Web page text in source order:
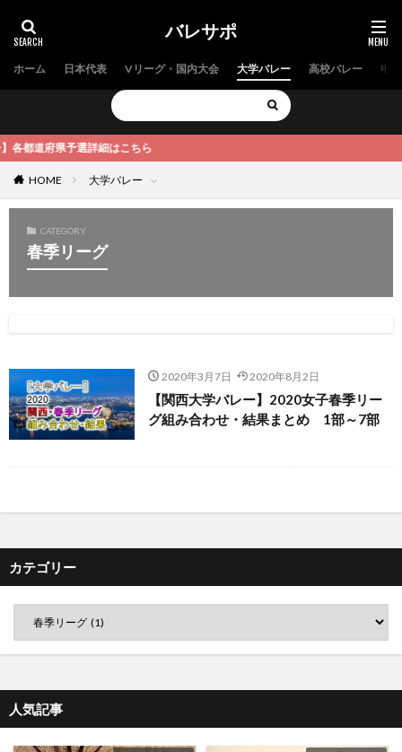
バレサポ
ホーム 日本代表 Vリーグ・国内大会 大学バレー 高校バレー 中
都道府県予選詳細はこちら
HOME 大学バレー
CATEGORY
春季リーグ
2020年3月7日 2020年8月2日
【関西大学バレー】2020女子春季リー
グ組み合わせ・結果まとめ 1部～7部
カテゴリー
人気記事